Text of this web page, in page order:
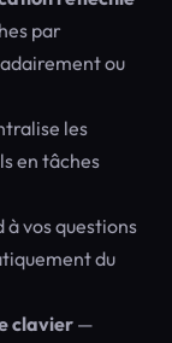
par
ou
les
en tâches
à vos questions
du
clavier —